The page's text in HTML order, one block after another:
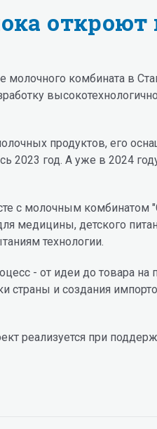
откроют
молочного комбината в
продуктов, его
2023 год. А уже в 2024
с молочным комбинатом
медицины, детского
технологии.
- от идеи до товара
страны и создания
реализуется при